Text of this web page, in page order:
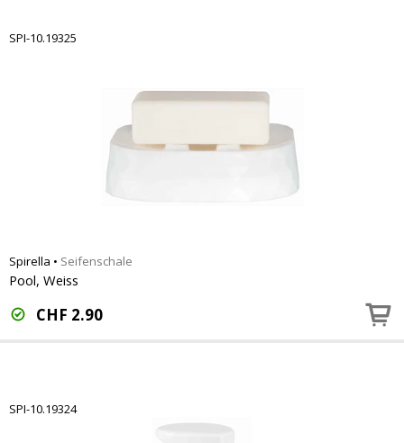
SPI-10.19325
Spirella • Seifenschale
Pool, Weiss
CHF 2.90
SPI-10.19324